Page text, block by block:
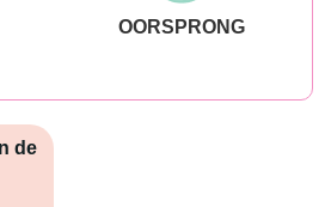
OORSPRONG
de